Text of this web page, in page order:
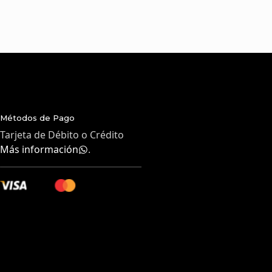
Métodos de Pago
Tarjeta de Débito o Crédito
Más información
.